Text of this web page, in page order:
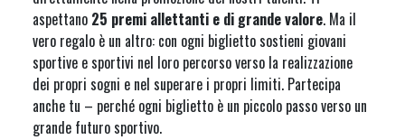
aspettano 25 premi allettanti e di grande valore. Ma il
vero regalo è un altro: con ogni biglietto sostieni giovani
sportive e sportivi nel loro percorso verso la realizzazione
dei propri sogni e nel superare i propri limiti. Partecipa
anche tu – perché ogni biglietto è un piccolo passo verso un
grande futuro sportivo.